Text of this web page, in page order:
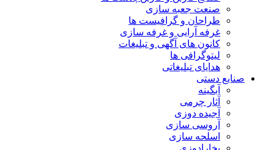
صنعت جعبه سازی
طراحان و گرافیست ها
غرفه آرایی و غرفه سازی
کانون های آگهی و تبلیغات
لیتوگرافی ها
هدایای تبلیغاتی
صنایع دستی
آبگینه
آثار چرمی
آجیده دوزی
آروسی سازی
اسلحه سازی